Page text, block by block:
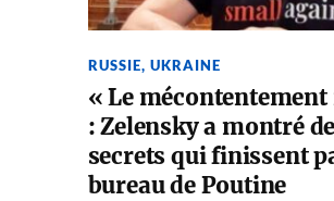
RUSSIE, UKRAINE
« Le
: Zelensky a montré
secrets qui finissent
bureau de Poutine